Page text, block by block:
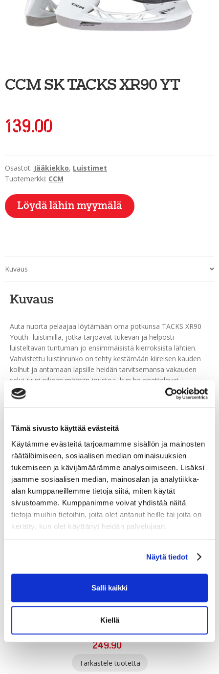
Tämä sivusto käyttää evästeitä
Käytämme evästeitä tarjoamamme sisällön ja mainosten
räätälöimiseen, sosiaalisen median ominaisuuksien
tukemiseen ja kävijämäärämme analysoimiseen. Lisäksi
jaamme sosiaalisen median, mainosalan ja analytiikka-
alan kumppaneillemme tietoja siitä, miten käytät
sivustoamme. Kumppanimme voivat yhdistää näitä
tietoja muihin tietoihin, joita olet antanut heille tai joita on
kerätty, kun olet käyttänyt heidän palvelujaan.
Näytä tiedot
Salli kaikki
Kiellä
Ulkoilu
CCM SK TACKS XR90 YT
139.00
Osastot: Jääkiekko, Luistimet
Tuotemerkki: CCM
Löydä lähin myymälä
Kuvaus
Kuvaus
Auta nuorta pelaajaa löytämään oma potkunsa TACKS XR90
Youth -luistimilla, jotka tarjoavat tukevan ja helposti
luisteltavan tuntuman jo ensimmäisistä kierroksista lähtien.
Vahvistettu luistinrunko on tehty kestämään kiireisen kauden
kolhut ja antamaan lapsille heidän tarvitsemansa vakauden
sekä juuri oikean määrän joustoa, kun he opettelevat
työntämään, liukumaan, pysähtymään ja kääntymään
luonnollisemmin.
Tutustu myös
249.90
Tarkastele tuotetta